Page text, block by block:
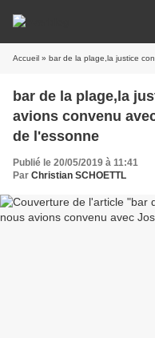
Accueil » bar de la plage,la justice confirme ce
bar de la plage,la
avions convenu
de l'essonne
Publié le 20/05/2019 à 11:41
Par Christian SCHOETTL